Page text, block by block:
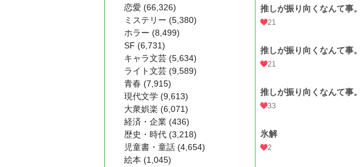
推しが振り向くなんて事。
21
推しが振り向くなんて事
21
推しが振り向くなんて事
33
氷解
2
恋愛 (66,326)
ミステリー (5,380)
ホラー (8,499)
SF (6,731)
キャラ文芸 (5,634)
ライト文芸 (9,589)
青春 (7,915)
現代文学 (9,613)
大衆娯楽 (6,071)
経済・企業 (436)
歴史・時代 (3,218)
児童書・童話 (4,654)
絵本 (1,045)